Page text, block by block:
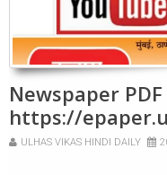
Newspaper PDF
https://
ULHAS VIKAS HINDI DAILY